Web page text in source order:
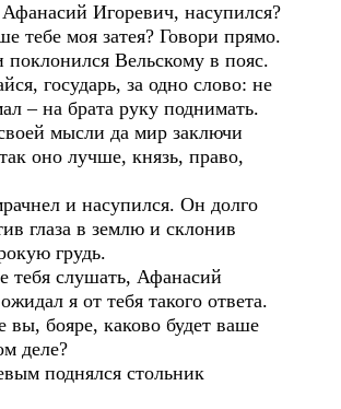
Игоревич, насупился?
тебе моя затея? Говори прямо.
поклонился Вельскому в пояс.
государь, за одно слово: не
– на брата руку поднимать.
мысли да мир заключи
оно лучше, князь, право,
и насупился. Он долго
глаза в землю и склонив
грудь.
тебя слушать, Афанасий
я от тебя такого ответа.
вы, бояре, каково будет ваше
деле?
поднялся стольник